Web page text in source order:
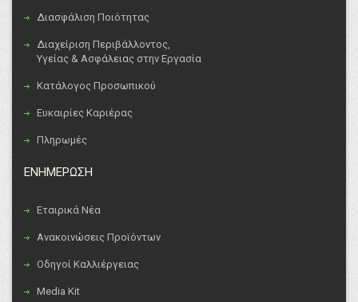
Διασφάλιση Ποιότητας
Διαχείριση Περιβάλλοντος,
Υγείας & Ασφάλειας στην Εργασία
Κατάλογος Προσωπικού
Ευκαιρίες Καριέρας
Πληρωμές
ΕΝΗΜΕΡΩΣΗ
Εταιρικά Νέα
Ανακοινώσεις Προϊόντων
Οδηγοί Καλλιέργειας
Media Kit